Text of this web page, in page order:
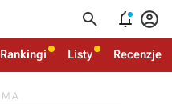
  
Rankingi Listy Recenzje